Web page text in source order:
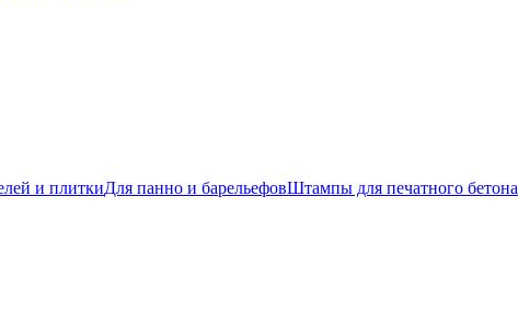
и плиткиДля панно и барельефовШтампы для печатного бетона